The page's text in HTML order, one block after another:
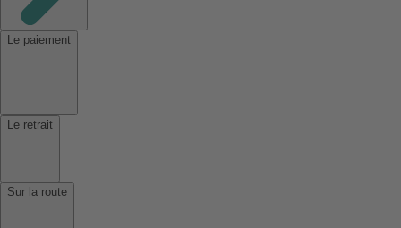
Le paiement
Le retrait
Sur la route